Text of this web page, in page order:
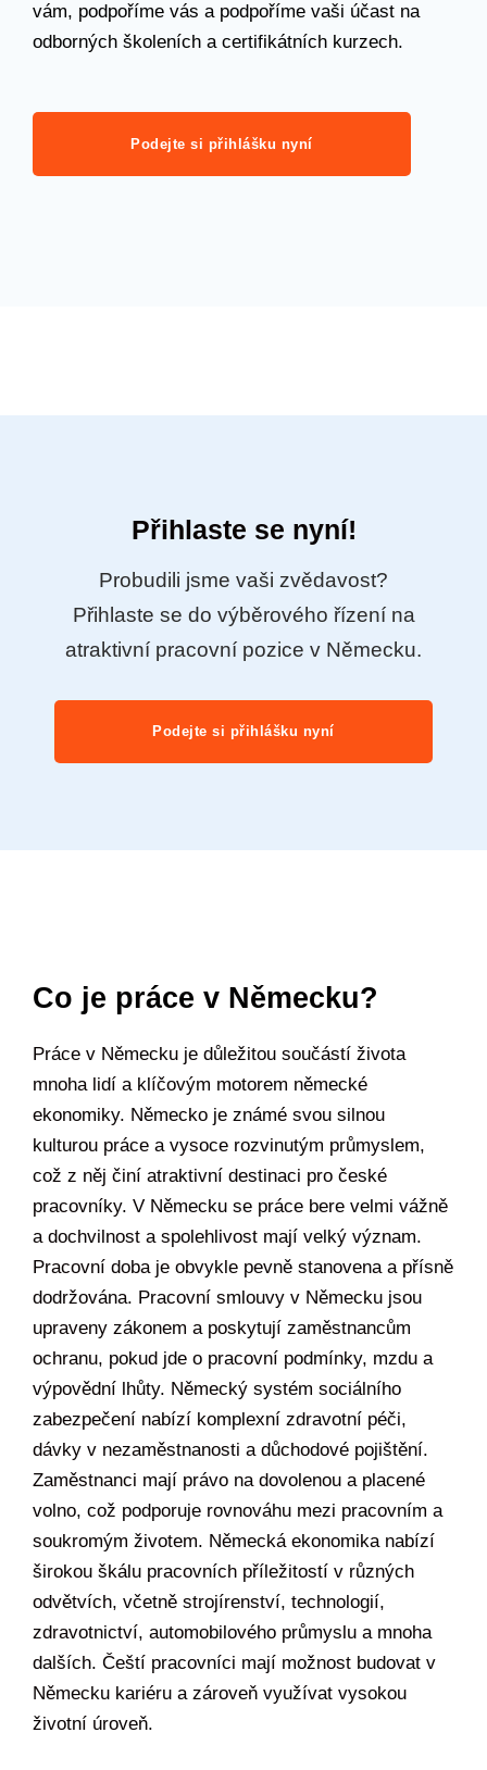
vám, podpoříme vás a podpoříme vaši účast na
odborných školeních a certifikátních kurzech.
Podejte si přihlášku nyní
Přihlaste se nyní!
Probudili jsme vaši zvědavost?
Přihlaste se do výběrového řízení na
atraktivní pracovní pozice v Německu.
Podejte si přihlášku nyní
Co je práce v Německu?
Práce v Německu je důležitou součástí života
mnoha lidí a klíčovým motorem německé
ekonomiky. Německo je známé svou silnou
kulturou práce a vysoce rozvinutým průmyslem,
což z něj činí atraktivní destinaci pro české
pracovníky. V Německu se práce bere velmi vážně
a dochvilnost a spolehlivost mají velký význam.
Pracovní doba je obvykle pevně stanovena a přísně
dodržována. Pracovní smlouvy v Německu jsou
upraveny zákonem a poskytují zaměstnancům
ochranu, pokud jde o pracovní podmínky, mzdu a
výpovědní lhůty. Německý systém sociálního
zabezpečení nabízí komplexní zdravotní péči,
dávky v nezaměstnanosti a důchodové pojištění.
Zaměstnanci mají právo na dovolenou a placené
volno, což podporuje rovnováhu mezi pracovním a
soukromým životem. Německá ekonomika nabízí
širokou škálu pracovních příležitostí v různých
odvětvích, včetně strojírenství, technologií,
zdravotnictví, automobilového průmyslu a mnoha
dalších. Čeští pracovníci mají možnost budovat v
Německu kariéru a zároveň využívat vysokou
životní úroveň.